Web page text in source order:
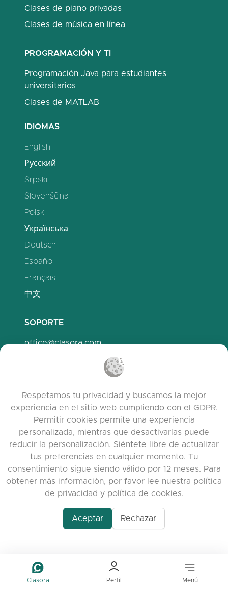
Clasora Perfil Menú
Clases de piano privadas
Clases de música en línea
PROGRAMACIÓN Y TI
Programación Java para estudiantes
universitarios
Clases de MATLAB
IDIOMAS
English
Русский
Srpski
Slovenščina
Polski
Українська
Deutsch
Español
Français
中文
SOPORTE
office@clasora.com
Discord
ENLACES ÚTILES
Preguntas Frecuentes
Política de Privacidad
Política de Cookies
Términos de servicio
Notas de la versión
Respetamos tu privacidad y buscamos la mejor
experiencia en el sitio web cumpliendo con el GDPR.
Permitir cookies permite una experiencia
personalizada, mientras que desactivarlas puede
reducir la personalización. Siéntete libre de actualizar
tus preferencias en cualquier momento. Tu
consentimiento sigue siendo válido por 12 meses. Para
obtener más información, por favor lee nuestra política
de privacidad y política de cookies.
Aceptar Rechazar